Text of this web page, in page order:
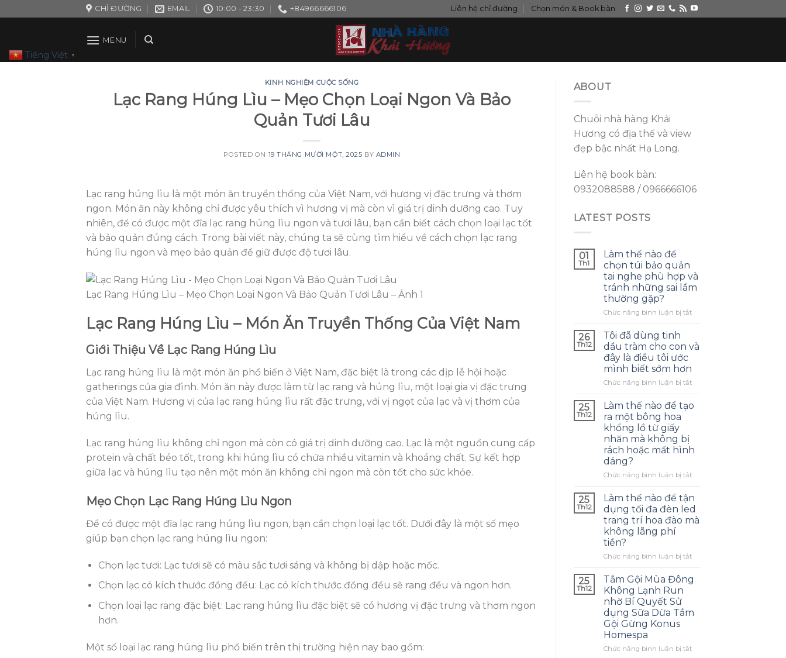
to
CHỈ ĐƯỜNG EMAIL 10:00 - 23:30 +84966666106 Liên hệ chỉ đường Chọn món & Book bàn
MENU
KINH NGHIỆM CUỘC SỐNG
Lạc Rang Húng Lìu – Mẹo Chọn Loại Ngon Và Bảo
Quản Tươi Lâu
POSTED ON 19 THÁNG MƯỜI MỘT, 2025 BY ADMIN
Lạc rang húng lìu là một món ăn truyền thống của Việt Nam, với hương vị đặc trưng và thơm
ngon. Món ăn này không chỉ được yêu thích vì hương vị mà còn vì giá trị dinh dưỡng cao. Tuy
nhiên, để có được một đĩa lạc rang húng lìu ngon và tươi lâu, bạn cần biết cách chọn loại lạc tốt
và bảo quản đúng cách. Trong bài viết này, chúng ta sẽ cùng tìm hiểu về cách chọn lạc rang
húng lìu ngon và mẹo bảo quản để giữ được độ tươi lâu.
Lạc Rang Húng Lìu – Mẹo Chọn Loại Ngon Và Bảo Quản Tươi Lâu – Ảnh 1
Lạc Rang Húng Lìu – Món Ăn Truyền Thống Của Việt Nam
Giới Thiệu Về Lạc Rang Húng Lìu
Lạc rang húng lìu là một món ăn phổ biến ở Việt Nam, đặc biệt là trong các dịp lễ hội hoặc
gatherings của gia đình. Món ăn này được làm từ lạc rang và húng lìu, một loại gia vị đặc trưng
của Việt Nam. Hương vị của lạc rang húng lìu rất đặc trưng, với vị ngọt của lạc và vị thơm của
húng lìu.
Lạc rang húng lìu không chỉ ngon mà còn có giá trị dinh dưỡng cao. Lạc là một nguồn cung cấp
protein và chất béo tốt, trong khi húng lìu có chứa nhiều vitamin và khoáng chất. Sự kết hợp
giữa lạc và húng lìu tạo nên một món ăn không chỉ ngon mà còn tốt cho sức khỏe.
Mẹo Chọn Lạc Rang Húng Lìu Ngon
Để có được một đĩa lạc rang húng lìu ngon, bạn cần chọn loại lạc tốt. Dưới đây là một số mẹo
giúp bạn chọn lạc rang húng lìu ngon:
Chọn lạc tươi: Lạc tươi sẽ có màu sắc tươi sáng và không bị dập hoặc mốc.
Chọn lạc có kích thước đồng đều: Lạc có kích thước đồng đều sẽ rang đều và ngon hơn.
Chọn loại lạc rang đặc biệt: Lạc rang húng lìu đặc biệt sẽ có hương vị đặc trưng và thơm ngon
hơn.
Một số loại lạc rang húng lìu phổ biến trên thị trường hiện nay bao gồm:
ABOUT
Chuỗi nhà hàng Khải
Hương có địa thế và view
đẹp bậc nhất Hạ Long.
Liên hệ book bàn:
0932088588 / 0966666106
LATEST POSTS
01
Th1
Làm thế nào để
chọn túi bảo quản
tai nghe phù hợp và
tránh những sai lầm
thường gặp?
Chức năng bình luận bị tắtở
nào
để
túi
bảo
nghe
tránh
gặp?
26
Th12
Tôi đã dùng tinh
dầu tràm cho con và
đây là điều tôi ước
mình biết sớm hơn
Chức năng bình luận bị tắtở
đã
dùng
cho
điều
tôi
ước
hơn
25
Th12
Làm thế nào để tạo
ra một bông hoa
khổng lồ từ giấy
nhăn mà không bị
rách hoặc mất hình
dáng?
Chức năng bình luận bị tắtở
thế
nào
để
tạo
bông
lồ
nhăn
rách
25
Th12
Làm thế nào để tận
dụng tối đa đèn led
trang trí hoa đào mà
không lãng phí
tiền?
Chức năng bình luận bị tắtở
thế
nào
dụng
25
Th12
Tắm Gội Mùa Đông
Không Lạnh Run
nhờ Bí Quyết Sử
dụng Sữa Dừa Tắm
Gội Gừng Konus
Homespa
Chức năng bình luận bị tắtở
Tiếng Việt ▼